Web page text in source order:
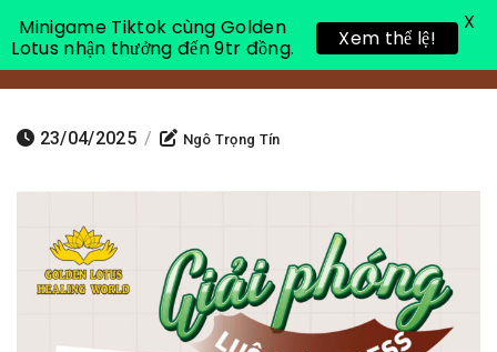
Toggle
23/04/2025 / Ngô Trọng Tín
Minigame Tiktok cùng Golden
Lotus nhận thưởng đến 9tr đồng.
Xem thể lệ!
X